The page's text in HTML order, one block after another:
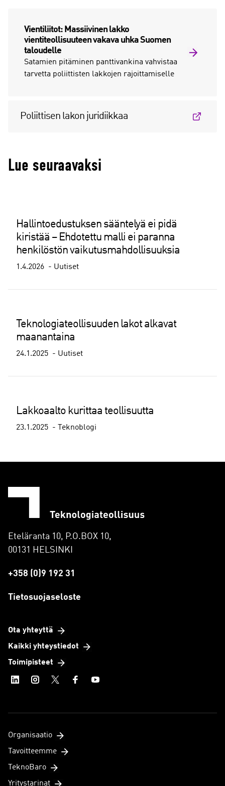
Vientiliitot: Massiivinen lakko
vientiteollisuuteen vakava uhka Suomen
taloudelle
Satamien pitäminen panttivankina vahvistaa
tarvetta poliittisten lakkojen rajoittamiselle
Poliittisen lakon juridiikkaa
Lue seuraavaksi
Hallintoedustuksen sääntelyä ei pidä
kiristää – Ehdotettu malli ei paranna
henkilöstön vaikutusmahdollisuuksia
1.4.2026 Uutiset
Teknologiateollisuuden lakot alkavat
maanantaina
24.1.2025 Uutiset
Lakkoaalto kurittaa teollisuutta
23.1.2025 Teknoblogi
Eteläranta 10, P.O.BOX 10,
00131 HELSINKI
+358 (0)9 192 31
Tietosuojaseloste
Ota yhteyttä
Kaikki yhteystiedot
Toimipisteet
Organisaatio
Tavoitteemme
TeknoBaro
Yritystarinat